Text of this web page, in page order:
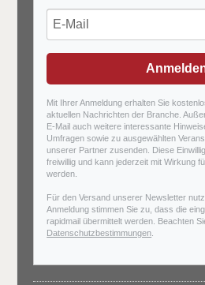
Mit Ihrer Anmeldung erhalten Sie
aktuellen Nachrichten der Branche.
E-Mail auch weitere interessante
Umfragen sowie zu ausgewählten
unserer Partner zusenden. Diese
freiwillig und kann jederzeit mit Wirkung
werden.
Für den Versand unserer Newsletter
Anmeldung stimmen Sie zu, dass die
rapidmail übermittelt werden. Beachten
Datenschutzbestimmungen